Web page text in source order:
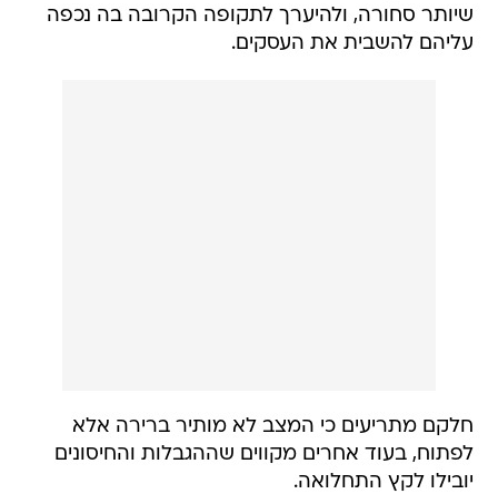
שיותר סחורה, ולהיערך לתקופה הקרובה בה נכפה
עליהם להשבית את העסקים.
חלקם מתריעים כי המצב לא מותיר ברירה אלא
לפתוח, בעוד אחרים מקווים שההגבלות והחיסונים
יובילו לקץ התחלואה.